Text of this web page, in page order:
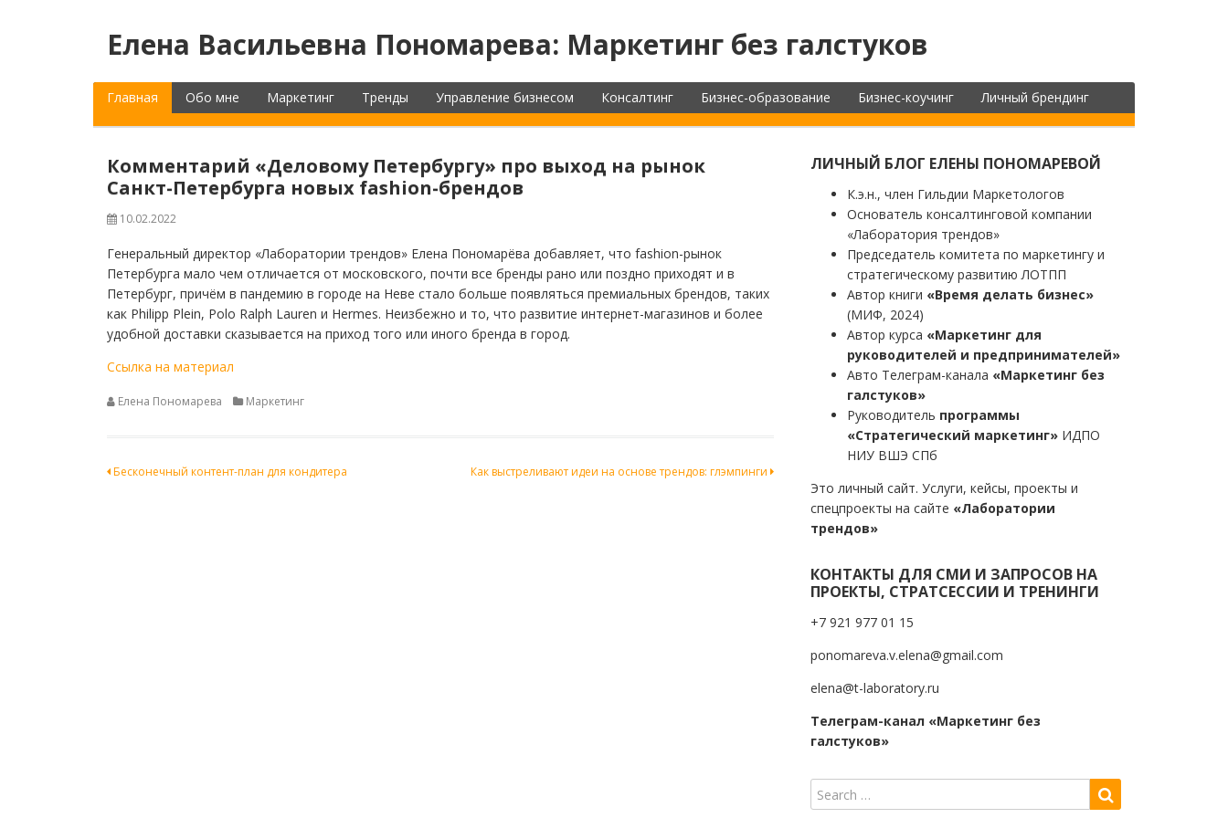
Елена Васильевна Пономарева: Маркетинг без галстуков
Главная Обо мне Маркетинг Тренды Управление бизнесом Консалтинг Бизнес-образование Бизнес-коучинг Личный брендинг
Комментарий «Деловому Петербургу» про выход на рынок
Санкт-Петербурга новых fashion-брендов
10.02.2022
Генеральный директор «Лаборатории трендов» Елена Пономарёва добавляет, что fashion-рынок
Петербурга мало чем отличается от московского, почти все бренды рано или поздно приходят и в
Петербург, причём в пандемию в городе на Неве стало больше появляться премиальных брендов, таких
как Philipp Plein, Polo Ralph Lauren и Hermes. Неизбежно и то, что развитие интернет-магазинов и более
удобной доставки сказывается на приход того или иного бренда в город.
Ссылка на материал
Елена Пономарева Маркетинг
Навигация
Бесконечный контент-план для кондитера Как выстреливают идеи на основе трендов: глэмпинги
ЛИЧНЫЙ БЛОГ ЕЛЕНЫ ПОНОМАРЕВОЙ
К.э.н., член Гильдии Маркетологов
Основатель консалтинговой компании
«Лаборатория трендов»
Председатель комитета по маркетингу и
стратегическому развитию ЛОТПП
Автор книги «Время делать бизнес»
(МИФ, 2024)
Автор курса «Маркетинг для
руководителей и предпринимателей»
Авто Телеграм-канала «Маркетинг без
галстуков»
Руководитель программы
«Стратегический маркетинг» ИДПО
НИУ ВШЭ СПб
Это личный сайт. Услуги, кейсы, проекты и
спецпроекты на сайте «Лаборатории
трендов»
КОНТАКТЫ ДЛЯ СМИ И ЗАПРОСОВ НА
ПРОЕКТЫ, СТРАТСЕССИИ И ТРЕНИНГИ
+7 921 977 01 15
ponomareva.v.elena@gmail.com
elena@t-laboratory.ru
Телеграм-канал «Маркетинг без
галстуков»